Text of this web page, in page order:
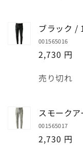
ブラック /
001565016
2,730 円
数
売り切れ
スモーク
001565017
2,730 円